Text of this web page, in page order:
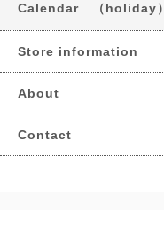
Calendar （holiday）
Store information
About
Contact